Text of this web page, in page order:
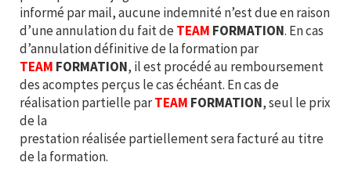
informé par mail, aucune indemnité n’est due en raison
d’une annulation du fait deTEAM FORMATION. En cas
d’annulation définitive de la formation par
TEAM FORMATION, il est procédé au remboursement
des acomptes perçus le cas échéant. En cas de
réalisation partielle parTEAM FORMATION, seul le prix
de la
prestation réalisée partiellement sera facturé au titre
de la formation.